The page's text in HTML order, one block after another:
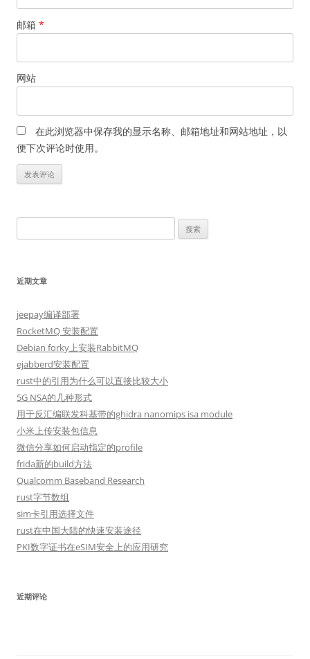
邮箱 *
网站
在此浏览器中保存我的显示名称、邮箱地址和网站地址，以
便下次评论时使用。
索：
近期文章
jeepay编译部署
RocketMQ 安装配置
Debian forky上安装RabbitMQ
ejabberd安装配置
rust中的引用为什么可以直接比较大小
5G NSA的几种形式
用于反汇编联发科基带的ghidra nanomips isa module
小米上传安装包信息
微信分享如何启动指定的profile
frida新的build方法
Qualcomm Baseband Research
rust字节数组
sim卡引用选择文件
rust在中国大陆的快速安装途径
PKI数字证书在eSIM安全上的应用研究
近期评论